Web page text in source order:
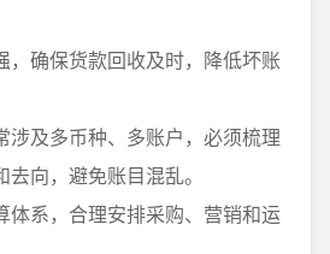
，确保货款回收及时，降低坏账
涉及多币种、多账户，必须梳理
向，避免账目混乱。
体系，合理安排采购、营销和运